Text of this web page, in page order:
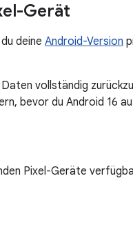
Gerät
deine Android-Version
vollständig
bevor du Android 16
Pixel-Geräte